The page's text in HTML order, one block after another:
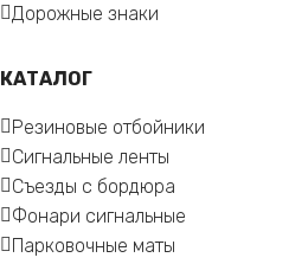
Дорожные знаки
КАТАЛОГ
Резиновые отбойники
Сигнальные ленты
Съезды с бордюра
Фонари сигнальные
Парковочные маты